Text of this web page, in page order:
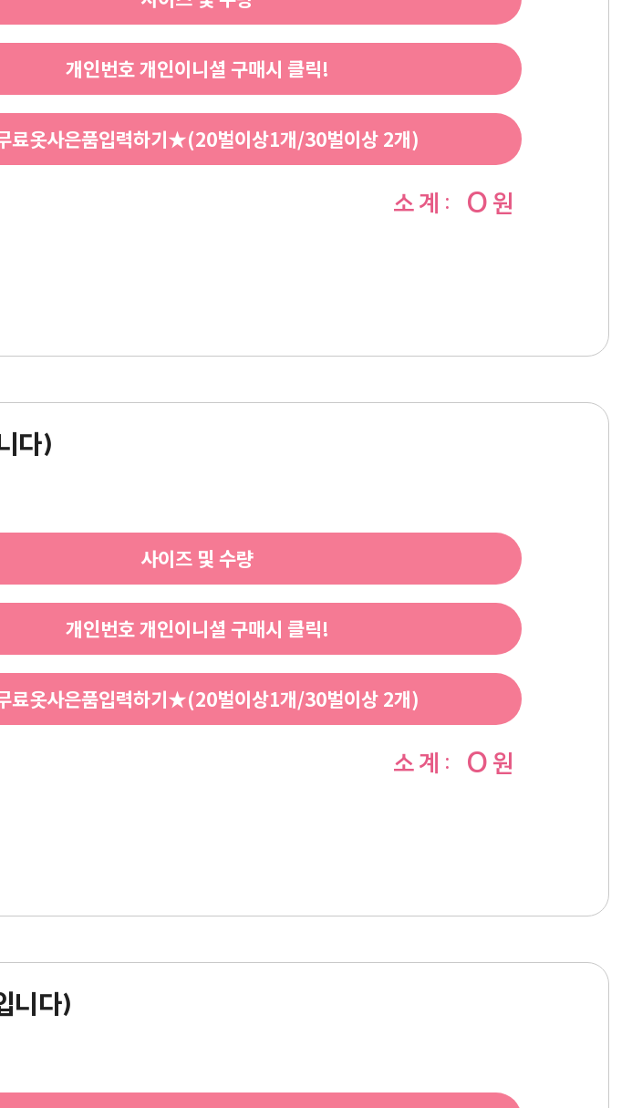
개인번호 개인이니셜 구매시 클릭!
료옷사은품입력하기★(20벌이상1개/30벌이상 2개)
소 계 : 0 원
다)
사이즈 및 수량
개인번호 개인이니셜 구매시 클릭!
료옷사은품입력하기★(20벌이상1개/30벌이상 2개)
소 계 : 0 원
니다)